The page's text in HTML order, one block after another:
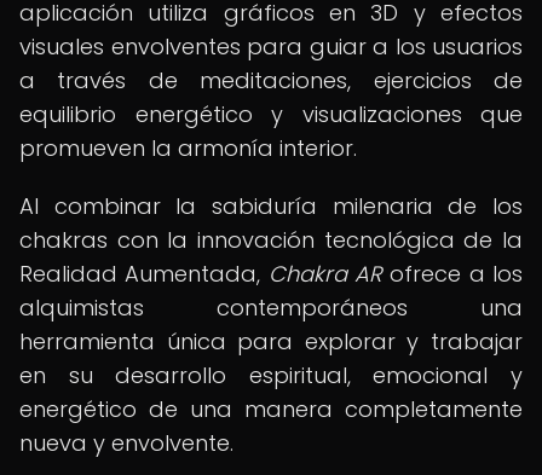
aplicación utiliza gráficos en 3D y efectos
visuales envolventes para guiar a los usuarios
a través de meditaciones, ejercicios de
equilibrio energético y visualizaciones que
promueven la armonía interior.
Al combinar la sabiduría milenaria de los
chakras con la innovación tecnológica de la
Realidad Aumentada, Chakra ARofrece a los
alquimistas contemporáneos una
herramienta única para explorar y trabajar
en su desarrollo espiritual, emocional y
energético de una manera completamente
nueva y envolvente.